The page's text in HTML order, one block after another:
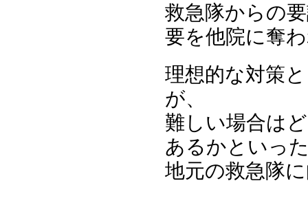
救急隊からの
要を他院に奪
理想的な対策
が、
難しい場合は
あるかといっ
地元の救急隊